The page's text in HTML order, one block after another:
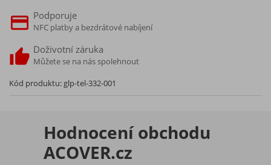
Podporuje
NFC platby a bezdrátové nabíjení
Doživotní záruka
Můžete se na nás spolehnout
Kód produktu: glp-tel-332-001
Hodnocení obchodu
ACOVER.cz